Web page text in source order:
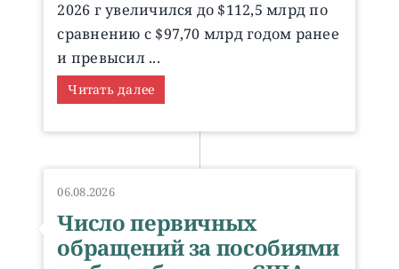
2026 г увеличился до $112,5 млрд по
сравнению с $97,70 млрд годом ранее
и превысил ...
Читать далее
06.08.2026
Число первичных
обращений за пособиями